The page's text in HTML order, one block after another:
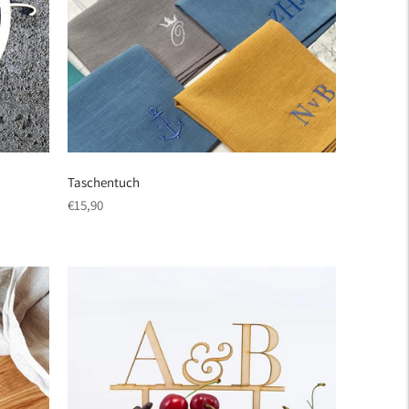
Taschentuch
regulärer
€15,90